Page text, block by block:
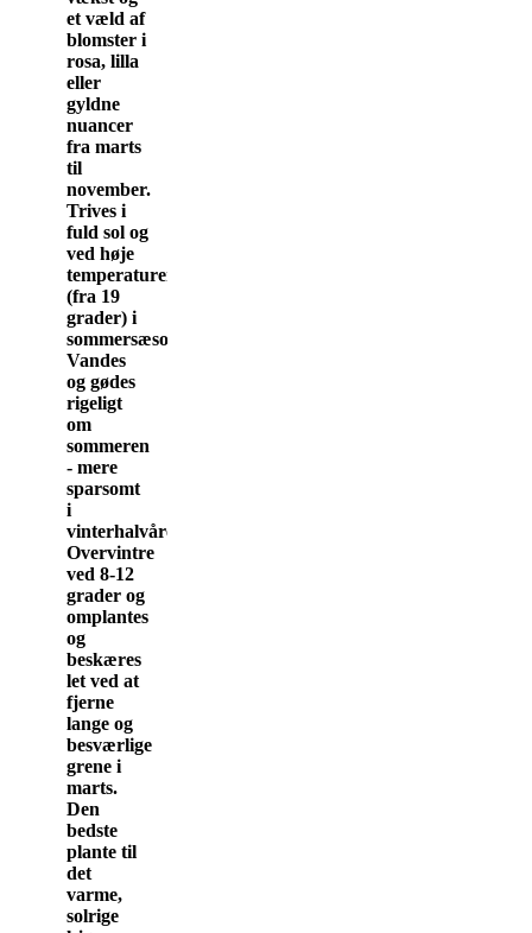
et væld af
blomster i
rosa, lilla
eller
gyldne
nuancer
fra marts
til
november.
Trives i
fuld sol og
ved høje
temperaturer
(fra 19
grader) i
sommersæsonen.
Vandes
og gødes
rigeligt
om
sommeren
- mere
sparsomt
i
vinterhalvåret.
Overvintre
ved 8-12
grader og
omplantes
og
beskæres
let ved at
fjerne
lange og
besværlige
grene i
marts.
Den
bedste
plante til
det
varme,
solrige